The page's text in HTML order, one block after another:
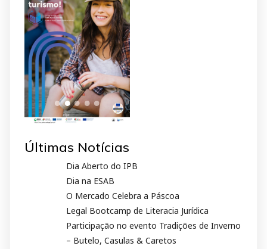
Últimas Notícias
Dia Aberto do IPB
Dia na ESAB
O Mercado Celebra a Páscoa
Legal Bootcamp de Literacia Jurídica
Participação no evento Tradições de Inverno
– Butelo, Casulas & Caretos